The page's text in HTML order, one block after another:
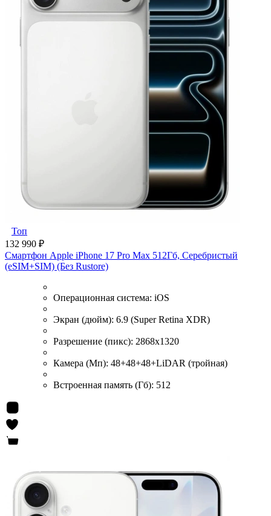
Топ
132 990 ₽
Смартфон Apple iPhone 17 Pro Max 512Гб, Серебристый
(eSIM+SIM) (Без Rustore)
Операционная система: iOS
Экран (дюйм): 6.9 (Super Retina XDR)
Разрешение (пикс): 2868x1320
Камера (Мп): 48+48+48+LiDAR (тройная)
Встроенная память (Гб): 512